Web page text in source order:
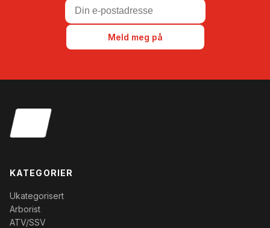
Meld meg på
KATEGORIER
Ukategorisert
Arborist
ATV/SSV